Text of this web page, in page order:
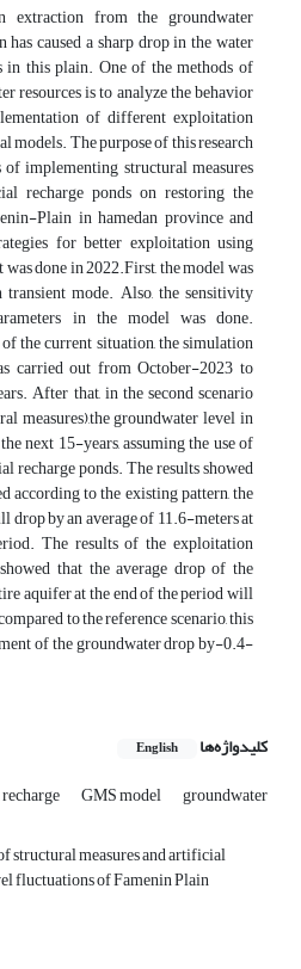
extraction from the groundwater
caused a sharp drop in the water
in this plain. One of the methods of
resources is to analyze the behavior
of different exploitation
models. The purpose of this research
implementing structural measures
recharge ponds on restoring the
Plain in hamedan province and
for better exploitation using
done in 2022.First, the model was
mode. Also, the sensitivity
in the model was done.
the current situation, the simulation
carried out from October-2023 to
After that, in the second scenario
measures),the groundwater level in
next 15-years, assuming the use of
recharge ponds. The results showed
according to the existing pattern, the
by an average of 11.6-meters at
The results of the exploitation
that the average drop of the
aquifer at the end of the period will
to the reference scenario, this
of the groundwater drop by-0.4-
کلیدواژه‌ها English
GMS model groundwater
structural measures and artificial
fluctuations of Famenin Plain